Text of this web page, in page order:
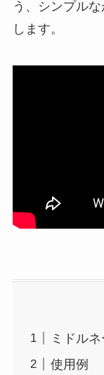
う、シンプル
します。
ミドル
使用例